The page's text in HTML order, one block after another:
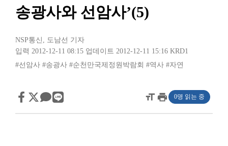
송광사와 선암사’(5)
NSP통신 , 도남선 기자
입력 2012-12-11 08:15 업데이트 2012-12-11 15:16 KRD1
#선암사 #송광사 #순천만국제정원박람회 #역사 #자연
format_sizeprint 0명 읽는 중